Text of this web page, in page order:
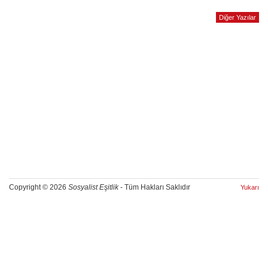
Diğer Yazılar
Copyright © 2026 Sosyalist Eşitlik- Tüm Hakları Saklıdır Yukarı